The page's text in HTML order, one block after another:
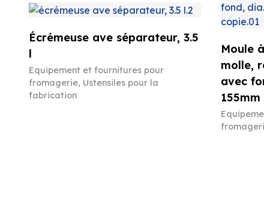
Écrémeuse ave séparateur, 3.5
l
Equipement et fournitures pour
fromagerie, Ustensiles pour la
fabrication
Moule
molle,
avec
155mm